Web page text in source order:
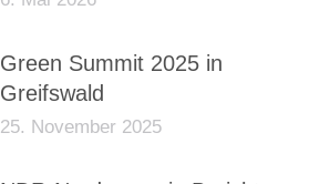
Green Summit 2025 in
Greifswald
25. November 2025